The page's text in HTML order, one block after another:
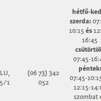
1
(06 73) 342
052
hétfő-
szerda:
10:15 és
16:45
07:45-
péntek:
07:45-
12:15-
szombat